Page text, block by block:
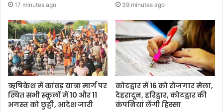
17 minutes ago 39 minutes ago
ऋषिकेश में कांवड़ यात्रा मार्ग पर
स्थित सभी स्कूलों में 10 और 11
अगस्त को छुट्टी, आदेश जारी
कोटद्वार में 16 को रोजगार मेला,
देहरादून, हरिद्वार, कोटद्वार की
कंपनियां लेंगी हिस्सा